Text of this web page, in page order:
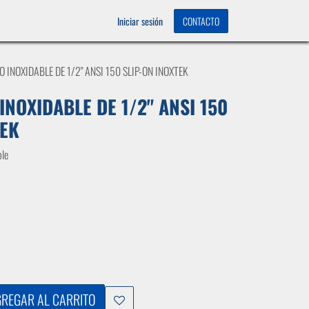
Iniciar sesión CONTACTO
INOXIDABLE DE 1/2" ANSI 150 SLIP-ON INOXTEK
DE 1/2" ANSI 150
AL CARRITO